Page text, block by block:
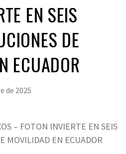
EN SEIS
DE
ECUADOR
de 2025
– FOTON INVIERTE EN SEIS
MOVILIDAD EN ECUADOR